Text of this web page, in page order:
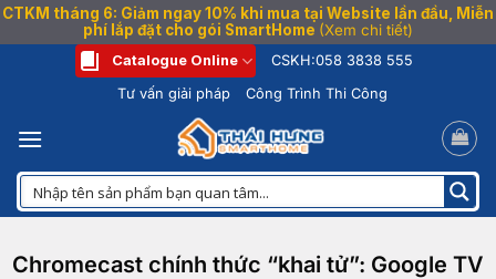
CTKM tháng 6: Giảm ngay 10% khi mua tại Website lần đầu, Miễn
phí lắp đặt cho gói SmartHome (Xem chi tiết)
dung
Catalogue Online CSKH:058 3838 555
Tư vấn giải pháp
Công Trình Thi Công
Chromecast chính thức “khai tử”: Google TV